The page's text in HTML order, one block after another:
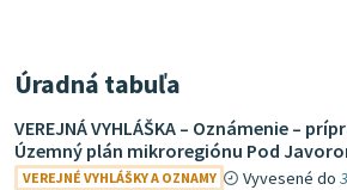
Úradná tabuľa
VEREJNÁ VYHLÁŠKA – Oznámenie –
Územný plán mikroregiónu Pod
VEREJNÉ VYHLÁŠKY A OZNAMY Vyvesené do